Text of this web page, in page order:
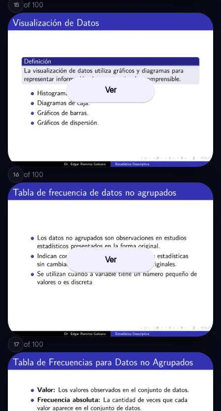
15 of 100
Ver
16 of 100
Ver
17 of 100